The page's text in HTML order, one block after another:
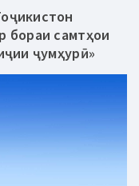
бораи самтҳои
ҷумҳурӣ»